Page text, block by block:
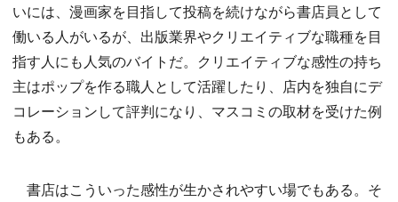
いには、漫画家を目指して投稿を続けながら書店員として
働いる人がいるが、出版業界やクリエイティブな職種を目
指す人にも人気のバイトだ。クリエイティブな感性の持ち
主はポップを作る職人として活躍したり、店内を独自にデ
コレーションして評判になり、マスコミの取材を受けた例
もある。
書店はこういった感性が生かされやすい場でもある。そ